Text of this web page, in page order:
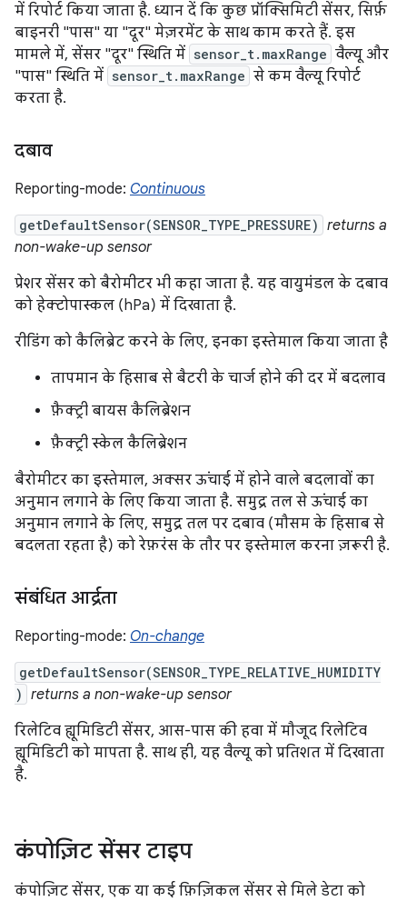
में रिपोर्ट किया जाता है. ध्यान दें कि कुछ प्रॉक्सिमिटी सेंसर, सिर्फ़
बाइनरी "पास" या "दूर" मेज़रमेंट के साथ काम करते हैं. इस
मामले में, सेंसर "दूर" स्थिति में sensor_t.maxRange वैल्यू और
"पास" स्थिति में sensor_t.maxRange से कम वैल्यू रिपोर्ट
करता है.
दबाव
Reporting-mode: Continuous
getDefaultSensor(SENSOR_TYPE_PRESSURE) returns a
non-wake-up sensor
प्रेशर सेंसर को बैरोमीटर भी कहा जाता है. यह वायुमंडल के दबाव
को हेक्टोपास्कल (hPa) में दिखाता है.
रीडिंग को कैलिब्रेट करने के लिए, इनका इस्तेमाल किया जाता है
तापमान के हिसाब से बैटरी के चार्ज होने की दर में बदलाव
फ़ैक्ट्री बायस कैलिब्रेशन
फ़ैक्ट्री स्केल कैलिब्रेशन
बैरोमीटर का इस्तेमाल, अक्सर ऊंचाई में होने वाले बदलावों का
अनुमान लगाने के लिए किया जाता है. समुद्र तल से ऊंचाई का
अनुमान लगाने के लिए, समुद्र तल पर दबाव (मौसम के हिसाब से
बदलता रहता है) को रेफ़रंस के तौर पर इस्तेमाल करना ज़रूरी है.
संबंधित आर्द्रता
Reporting-mode: On-change
getDefaultSensor(SENSOR_TYPE_RELATIVE_HUMIDITY
) returns a non-wake-up sensor
रिलेटिव ह्यूमिडिटी सेंसर, आस-पास की हवा में मौजूद रिलेटिव
ह्यूमिडिटी को मापता है. साथ ही, यह वैल्यू को प्रतिशत में दिखाता
है.
कंपोज़िट सेंसर टाइप
कंपोज़िट सेंसर, एक या कई फ़िज़िकल सेंसर से मिले डेटा को